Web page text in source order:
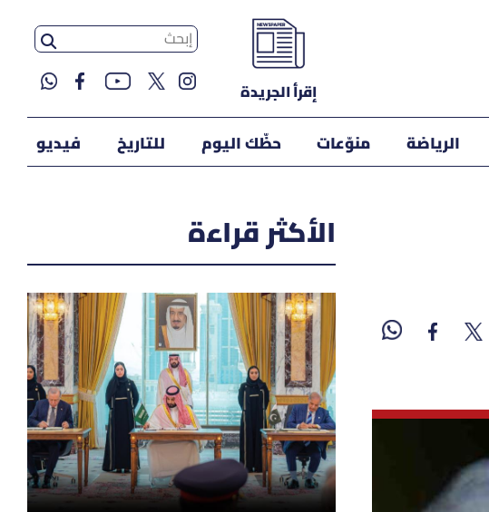
إقرأ الجريدة
الرياضة منوّعات حظّك اليوم للتاريخ فيديو
الأكثر قراءة